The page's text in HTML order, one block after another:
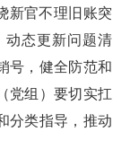
新官不理旧账突
动态更新问题清
号，健全防范和
党组）要切实扛
分类指导，推动